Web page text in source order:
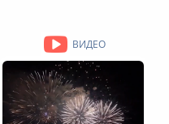
ВИДЕО